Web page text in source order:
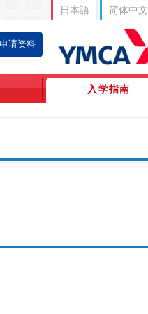
日本語 简体中文
请资料
入学指南